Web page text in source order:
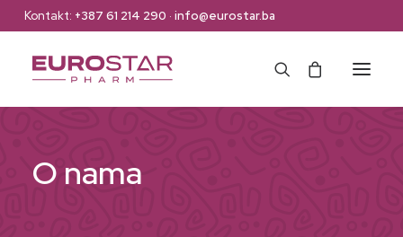
Kontakt: +387 61 214 290 · info@eurostar.ba
O nama